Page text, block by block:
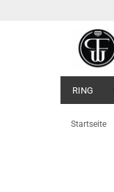
RING
Startseite